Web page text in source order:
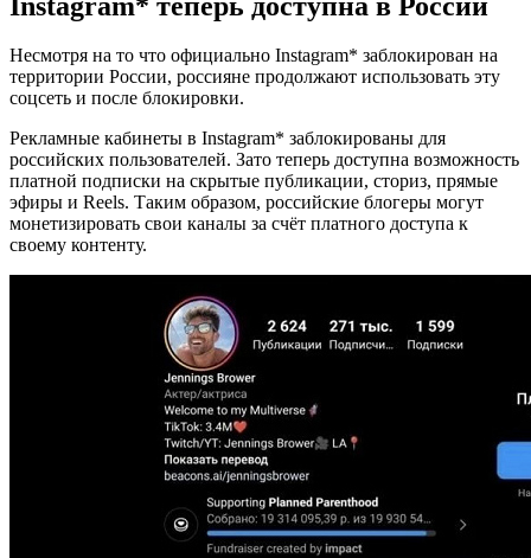
Несмотря на то что официально Instagram* заблокирован на
территории России, россияне продолжают использовать эту
соцсеть и после блокировки.
Рекламные кабинеты в Instagram* заблокированы для
российских пользователей. Зато теперь доступна возможность
платной подписки на скрытые публикации, сториз, прямые
эфиры и Reels. Таким образом, российские блогеры могут
монетизировать свои каналы за счёт платного доступа к
своему контенту.